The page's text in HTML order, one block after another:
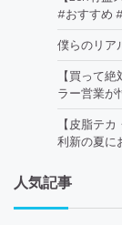
#おすすめ
僕らのリア
【買って
ラー営業が
【皮脂テ
利新の夏に
人気記事